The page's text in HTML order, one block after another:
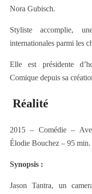
Nora Gubisch.
Styliste accomplie,
internationales parmi les
Elle est présidente
Comique depuis sa
Réalité
2015 – Comédie –
Élodie Bouchez – 95 min.
Synopsis :
Jason Tantra, un